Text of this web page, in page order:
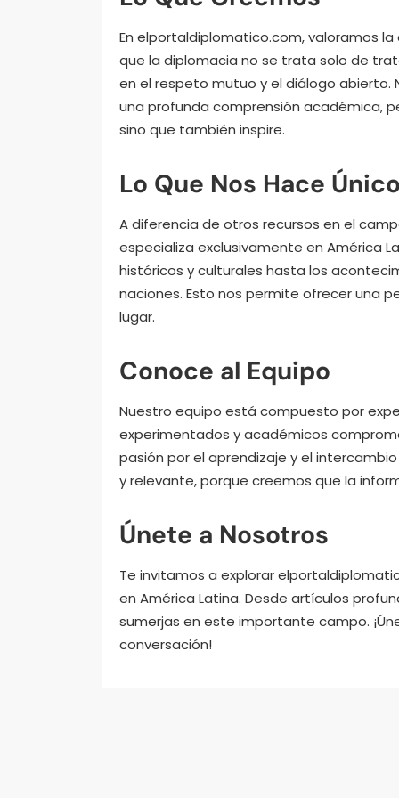
En elportaldiplomatico.com, valoramos
que la diplomacia no se trata solo de
en el respeto mutuo y el diálogo abierto.
una profunda comprensión académica,
sino que también inspire.
Lo Que Nos Hace
A diferencia de otros recursos en el
especializa exclusivamente en América
históricos y culturales hasta los
naciones. Esto nos permite ofrecer una
lugar.
Conoce al Equipo
Nuestro equipo está compuesto por
experimentados y académicos
pasión por el aprendizaje y el
y relevante, porque creemos que la
Únete a Nosotros
Te invitamos a explorar
en América Latina. Desde artículos
sumerjas en este importante campo.
conversación!